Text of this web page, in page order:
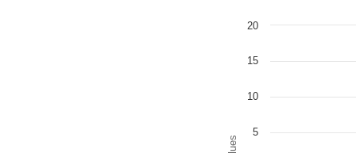
Bar chart with 2 data
The chart has 1 Y axis
5
10
15
20